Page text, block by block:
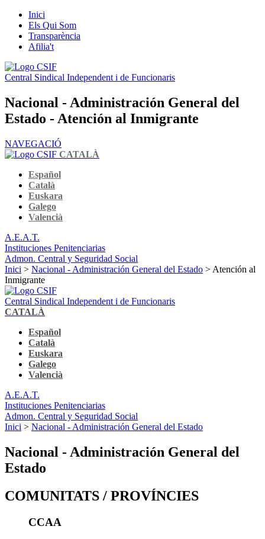
Inici
Els Qui Som
Transparència
Afilia't
Central Sindical Independent i de Funcionaris
Nacional - Administración General del
Estado - Atención al Inmigrante
NAVEGACIÓ
CATALÀ
Español
Català
Euskara
Galego
Valencià
A.E.A.T.
Instituciones Penitenciarias
Admon. Central y Seguridad Social
Inici > Nacional - Administración General del Estado > Atención al
Inmigrante
Central Sindical Independent i de Funcionaris
CATALÀ
Español
Català
Euskara
Galego
Valencià
A.E.A.T.
Instituciones Penitenciarias
Admon. Central y Seguridad Social
Inici > Nacional - Administración General del Estado
Nacional - Administración General del
Estado
COMUNITATS / PROVÍNCIES
CCAA